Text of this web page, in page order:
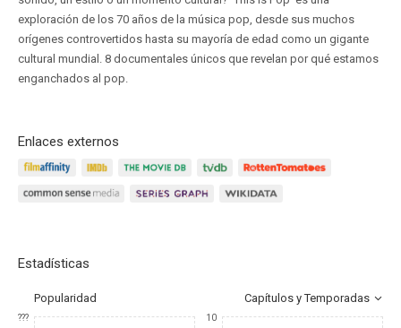
exploración de los 70 años de la música pop, desde sus muchos
orígenes controvertidos hasta su mayoría de edad como un gigante
cultural mundial. 8 documentales únicos que revelan por qué estamos
enganchados al pop.
Enlaces externos
Estadísticas
Popularidad Capítulos y Temporadas
??? 10